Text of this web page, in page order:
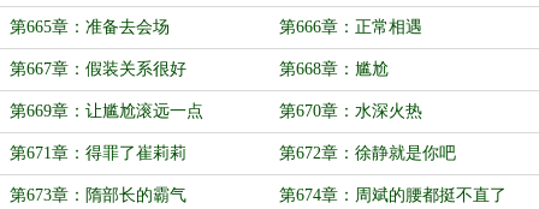
第665章：准备去会场 第666章：正常相遇
第667章：假装关系很好 第668章：尴尬
第669章：让尴尬滚远一点 第670章：水深火热
第671章：得罪了崔莉莉 第672章：徐静就是你吧
第673章：隋部长的霸气 第674章：周斌的腰都挺不直了